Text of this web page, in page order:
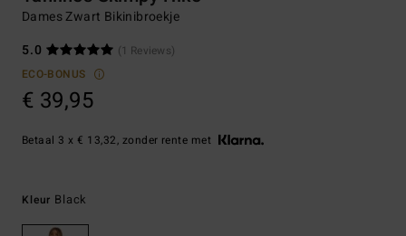
Dames Zwart Bikinibroekje
5.0
(1 Reviews)
ECO-BONUS
€ 39,95
Betaal 3 x € 13,32, zonder rente met
Kleur Black